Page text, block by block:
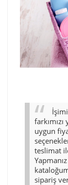
uygun
teslimat
sipariş